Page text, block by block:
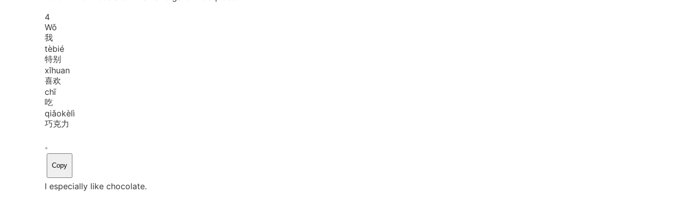
4
Wǒ
我
tèbié
特别
xǐhuan
喜欢
chī
吃
qiǎokèlì
巧克力
。
Copy
I especially like chocolate.